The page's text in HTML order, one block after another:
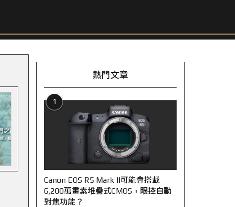
熱門文章
1
Canon EOS R5 Mark II可能會搭載
6,200萬畫素堆疊式CMOS + 眼控自動
對焦功能？